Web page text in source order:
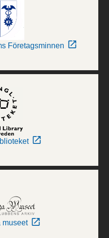
Företagsminnen
museet